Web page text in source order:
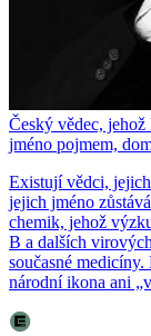
Český vědec,
jméno pojmem,
Existují vědci,
jejich jméno
chemik, jehož
B a dalších
současné
národní ikona ani